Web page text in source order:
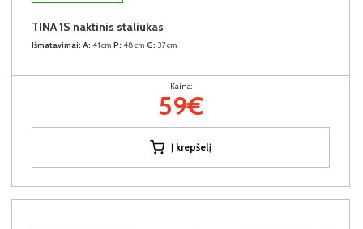
TINA 1S naktinis staliukas
Išmatavimai: A: 41cm P: 48cm G: 37cm
Kaina:
59€
Į krepšelį